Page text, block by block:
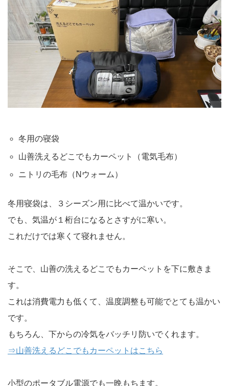
冬用の寝袋
山善洗えるどこでもカーペット（電気毛布）
ニトリの毛布（Nウォーム）
冬用寝袋は、３シーズン用に比べて温かいです。
でも、気温が１桁台になるとさすがに寒い。
これだけでは寒くて寝れません。
そこで、山善の洗えるどこでもカーペットを下に敷きま
す。
これは消費電力も低くて、温度調整も可能でとても温かい
です。
もちろん、下からの冷気をバッチリ防いでくれます。
⇒山善洗えるどこでもカーペットはこちら
小型のポータブル電源でも一晩もちます。